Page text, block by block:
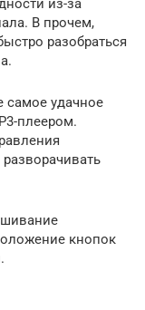
из-за
В прочем,
разобраться
самое удачное
плеером.
кнопок